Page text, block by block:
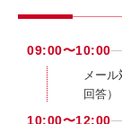
09:00〜10:00
メー
回答）
10:00〜12:00